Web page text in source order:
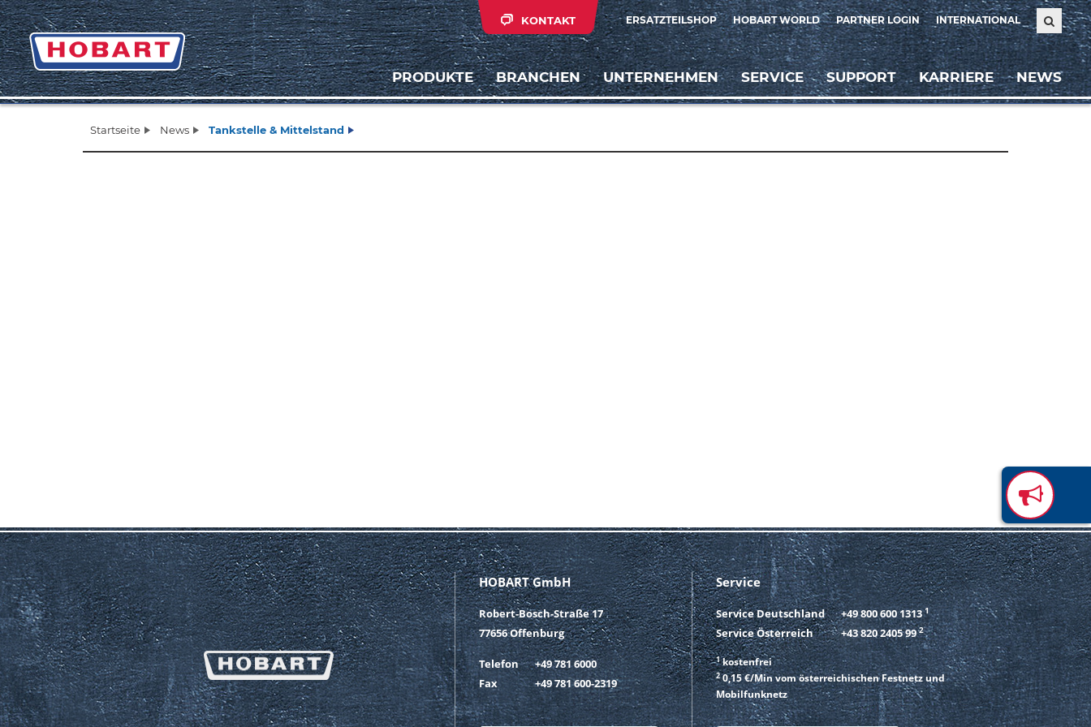
ERSATZTEILSHOP HOBART WORLD PARTNER LOGIN INTERNATIONAL
KONTAKT
PRODUKTE BRANCHEN UNTERNEHMEN SERVICE SUPPORT KARRIERE NEWS
Startseite News Tankstelle & Mittelstand
HOBART GmbH
Robert-Bosch-Straße 17
77656 Offenburg
Telefon
+49 781 6000
Fax
+49 781 600-2319
Service
Service Deutschland +49 800 600 1313 1
Service Österreich +43 820 2405 99 2
1kostenfrei
20,15 €/Min vom österreichischen Festnetz und
Mobilfunknetz